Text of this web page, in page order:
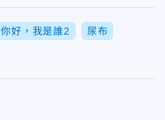
你好，我是誰2 尿布